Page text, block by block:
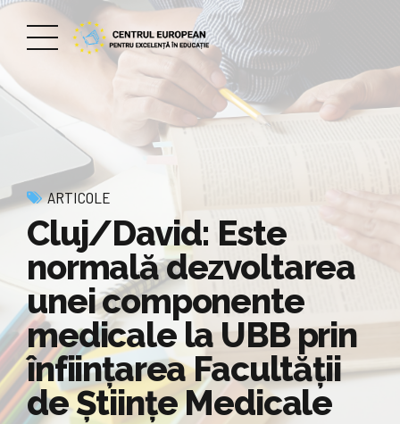
ARTICOLE
Cluj/David: Este
normală dezvoltarea
unei componente
medicale la UBB prin
înființarea Facultății
de Științe Medicale